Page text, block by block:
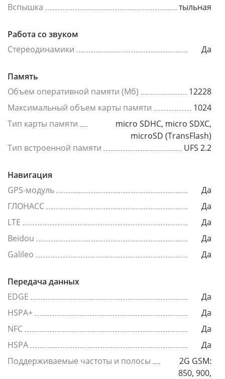
Вспышка
тыльная
Работа со звуком
Стереодинамики
Да
Память
Объем оперативной памяти (Мб)
12228
Максимальный объем карты памяти
1024
Тип карты памяти
micro SDHC, micro SDXC,
microSD (TransFlash)
Тип встроенной памяти
UFS 2.2
Навигация
GPS-модуль
Да
ГЛОНАСС
Да
LTE
Да
Beidou
Да
Galileo
Да
Передача данных
EDGE
Да
HSPA+
Да
NFC
Да
HSPA
Да
Поддерживаемые частоты и полосы
2G GSM:
850, 900,